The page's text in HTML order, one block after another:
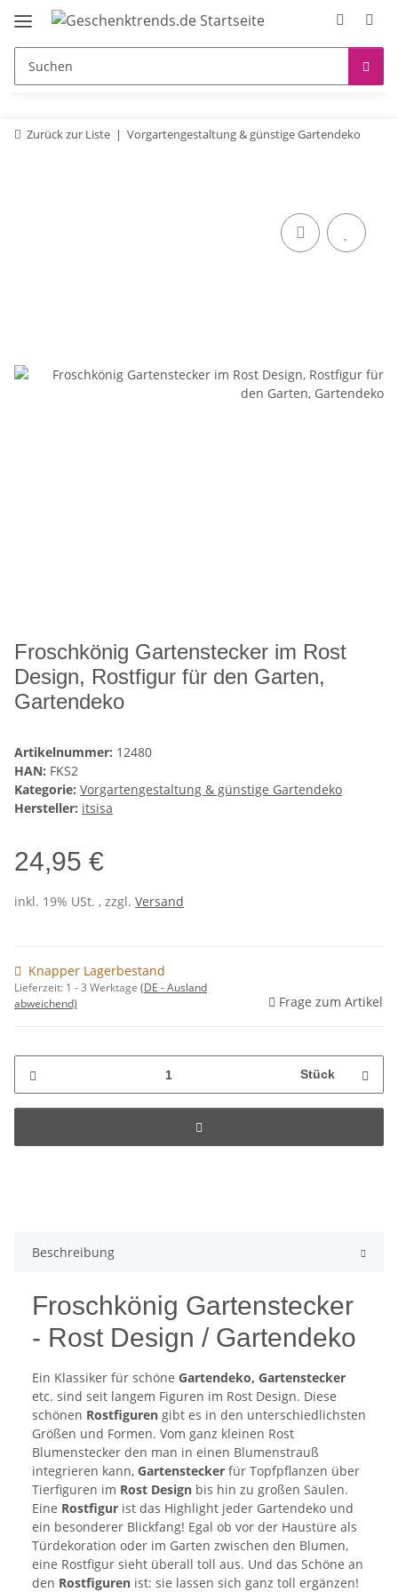
Zurück zur Liste Vorgartengestaltung & günstige Gartendeko
Froschkönig Gartenstecker im Rost
Design, Rostfigur für den Garten,
Gartendeko
Artikelnummer: 12480
HAN: FKS2
Kategorie: Vorgartengestaltung & günstige Gartendeko
Hersteller: itsisa
24,95 €
inkl. 19% USt. , zzgl. Versand
Knapper Lagerbestand
Lieferzeit: 1 - 3 Werktage (DE - Ausland
abweichend)
Frage zum Artikel
Stück
Beschreibung
Froschkönig Gartenstecker
- Rost Design / Gartendeko
Ein Klassiker für schöne Gartendeko, Gartenstecker
etc. sind seit langem Figuren im Rost Design. Diese
schönen Rostfiguren gibt es in den unterschiedlichsten
Größen und Formen. Vom ganz kleinen Rost
Blumenstecker den man in einen Blumenstrauß
integrieren kann, Gartenstecker für Topfpflanzen über
Tierfiguren im Rost Design bis hin zu großen Säulen.
Eine Rostfigur ist das Highlight jeder Gartendeko und
ein besonderer Blickfang! Egal ob vor der Haustüre als
Türdekoration oder im Garten zwischen den Blumen,
eine Rostfigur sieht überall toll aus. Und das Schöne an
den Rostfiguren ist: sie lassen sich ganz toll ergänzen!